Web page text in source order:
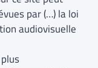
par (…) la loi
audiovisuelle